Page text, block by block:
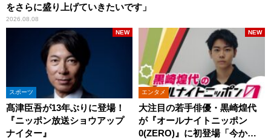
をさらに盛り上げていきたいです」
2026.08.08
スポーツ
髙津臣吾が13年ぶりに登場！
『ニッポン放送ショウアップ
ナイター』
NEW
エンタメ
大注目の若手俳優・黒崎煌代
が『オールナイトニッポン
0(ZERO)』に初登場「今から
NEW